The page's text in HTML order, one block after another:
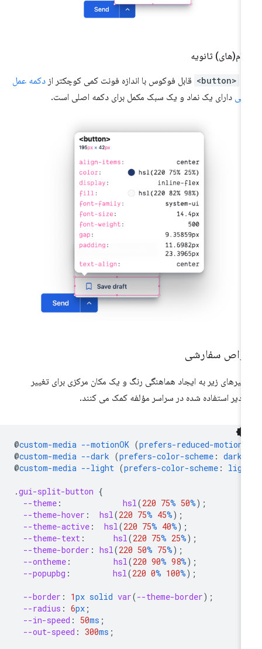
ثانویه
قابل فوکوس با اندازه فونت کمی کوچکتر ازدکمه عمل
دارای یک نماد و یک سبک مکمل برای دکمه اصلی است.
سفارشی
زیر به ایجاد هماهنگی رنگ و یک مکان مرکزی برای تغییر
استفاده شده در سراسر مؤلفه کمک می کنند.
@custom-media --motionOK (prefers-reduced-motion
@custom-media --dark (prefers-color-scheme: dark
@custom-media --light (prefers-color-scheme:
.gui-split-button
--theme
hsl( 220 75% 50%
--theme-hover : hsl( 220 75% 45%
--theme-active : hsl( 220 75% 40%
--theme-text
hsl( 220 75% 25%
--theme-border: hsl( 220 50% 75%
--ontheme
hsl( 220 90% 98%
--popupbg
hsl( 220 0% 100%
--border: px solid var(--theme-border
--radius: 6
--in-speed: 50
--out-speed: 300